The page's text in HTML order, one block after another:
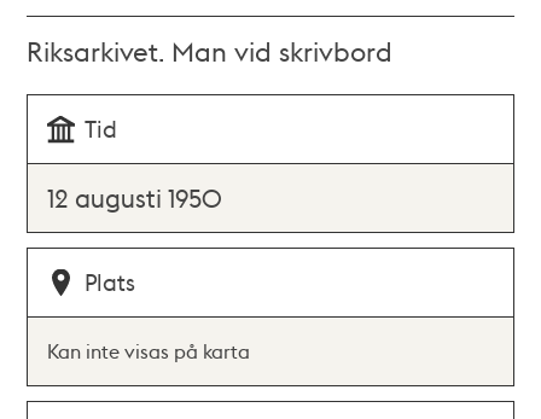
Riksarkivet. Man vid skrivbord
Tid
12 augusti 1950
Plats
Kan inte visas på karta